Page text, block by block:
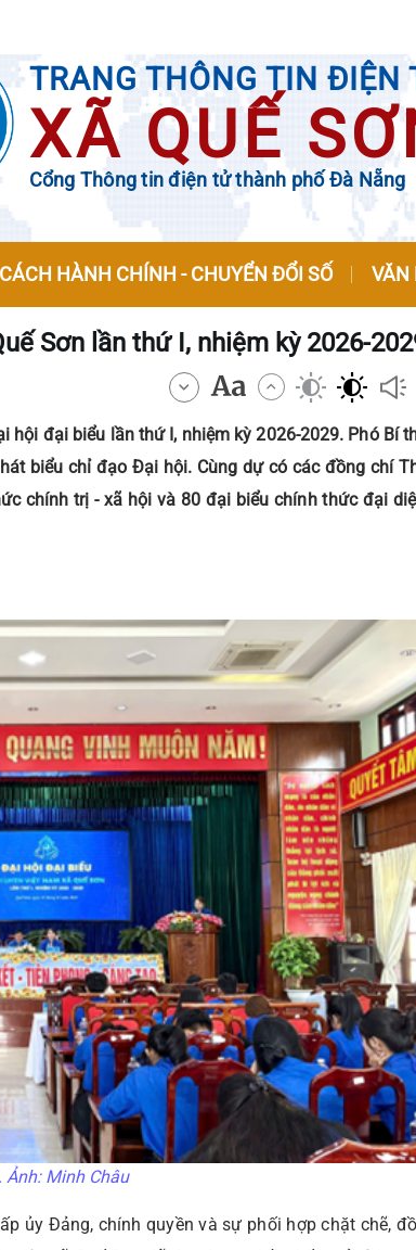
TRANG THÔNG TIN ĐIỆN
XÃ QUẾ
Cổng Thông tin điện tử thành phố Đà Nẵng
HÀNH CHÍNH - CHUYỂN ĐỔI SỐ VĂN
Sơn lần thứ I, nhiệm kỳ 2026-
hội đại biểu lần thứ I, nhiệm kỳ 2026-2029. Phó Bí
biểu chỉ đạo Đại hội. Cùng dự có các đồng chí
chính trị - xã hội và 80 đại biểu chính thức đại
Minh Châu
ủy Đảng, chính quyền và sự phối hợp chặt chẽ,